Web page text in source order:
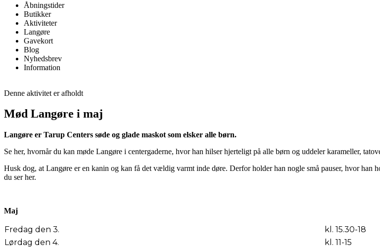
Åbningstider
Butikker
Aktiviteter
Langøre
Gavekort
Blog
Nyhedsbrev
Information
Denne aktivitet er afholdt
Mød Langøre i maj
Langøre er Tarup Centers søde og glade maskot som elsker alle børn.
Se her, hvornår du kan møde Langøre i centergaderne, hvor han hilser hjerteligt på alle børn og uddeler karameller,
Husk dog, at Langøre er en kanin og kan få det vældig varmt inde døre. Derfor holder han nogle små pauser, hvor
du ser her.
Maj
Fredag den 3.
kl. 15.30-18
Lørdag den 4.
kl. 11-15